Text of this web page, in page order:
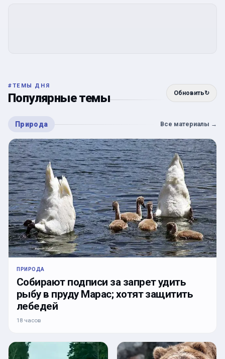
#ТЕМЫ ДНЯ
Популярные темы Обновить↻
Природа Все материалы →
ПРИРОДА
Собирают подписи за запрет удить
рыбу в пруду Марас; хотят защитить
лебедей
18 часов